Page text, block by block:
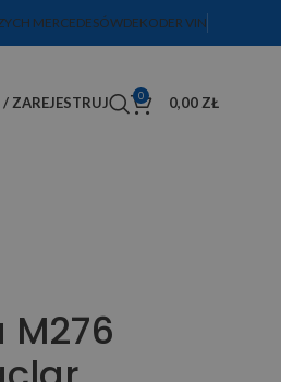
MERCEDESÓWDEKODER VIN
ZAREJESTRUJ 0 0,00 ZŁ